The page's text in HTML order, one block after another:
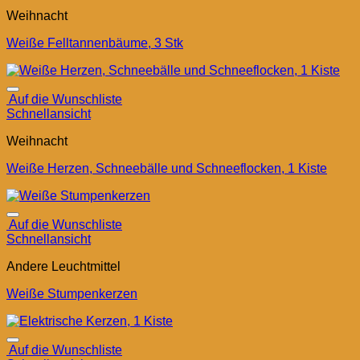
Weihnacht
Weiße Felltannenbäume, 3 Stk
Auf die Wunschliste
Schnellansicht
Weihnacht
Weiße Herzen, Schneebälle und Schneeflocken, 1 Kiste
Auf die Wunschliste
Schnellansicht
Andere Leuchtmittel
Weiße Stumpenkerzen
Auf die Wunschliste